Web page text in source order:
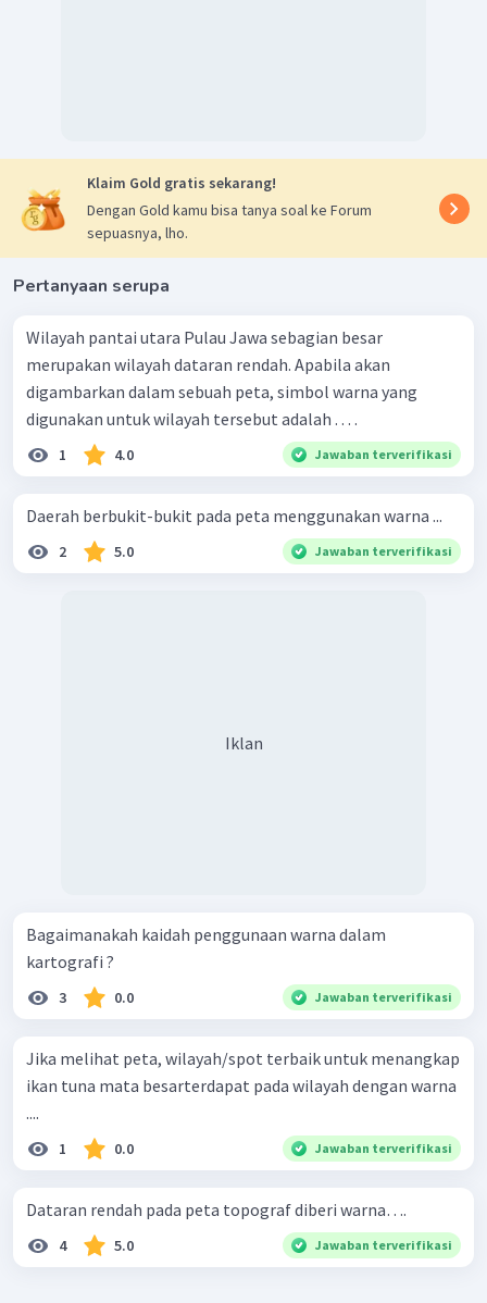
Klaim Gold gratis sekarang!
Dengan Gold kamu bisa tanya soal ke Forum
sepuasnya, lho.
Pertanyaan serupa
Wilayah pantai utara Pulau Jawa sebagian besar
merupakan wilayah dataran rendah. Apabila akan
digambarkan dalam sebuah peta, simbol warna yang
digunakan untuk wilayah tersebut adalah . . . .
1 4.0 Jawaban terverifikasi
Daerah berbukit-bukit pada peta menggunakan warna ...
2 5.0 Jawaban terverifikasi
Iklan
Bagaimanakah kaidah penggunaan warna dalam
kartografi ?
3 0.0 Jawaban terverifikasi
Jika melihat peta, wilayah/spot terbaik untuk menangkap
ikan tuna mata besarterdapat pada wilayah dengan warna
....
1 0.0 Jawaban terverifikasi
Dataran rendah pada peta topograf diberi warna….
4 5.0 Jawaban terverifikasi